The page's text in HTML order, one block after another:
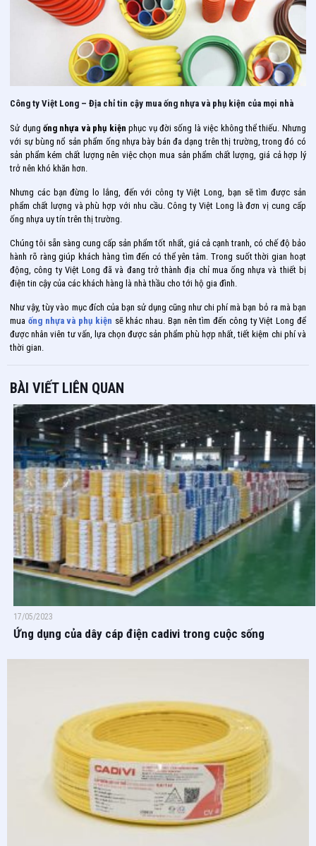
Công ty Việt Long – Địa chỉ tin cậy mua ống nhựa và phụ kiện của mọi nhà
Sử dụngống nhựa và phụ kiện phục vụ đời sống là việc không thể thiếu. Nhưng
với sự bùng nổ sản phẩm ống nhựa bày bán đa dạng trên thị trường, trong đó có
sản phẩm kém chất lượng nên việc chọn mua sản phẩm chất lượng, giá cả hợp lý
trở nên khó khăn hơn.
Nhưng các bạn đừng lo lắng, đến với công ty Việt Long, bạn sẽ tìm được sản
phẩm chất lượng và phù hợp với nhu cầu. Công ty Việt Long là đơn vị cung cấp
ống nhựa uy tín trên thị trường.
Chúng tôi sẵn sàng cung cấp sản phẩm tốt nhất, giá cả cạnh tranh, có chế độ bảo
hành rõ ràng giúp khách hàng tìm đến có thể yên tâm. Trong suốt thời gian hoạt
động, công ty Việt Long đã và đang trở thành địa chỉ mua ống nhựa và thiết bị
điện tin cậy của các khách hàng là nhà thầu cho tới hộ gia đình.
Như vậy, tùy vào mục đích của bạn sử dụng cũng như chi phí mà bạn bỏ ra mà bạn
mua ống nhựa và phụ kiện sẽ khác nhau. Bạn nên tìm đến công ty Việt Long để
được nhân viên tư vấn, lựa chọn được sản phẩm phù hợp nhất, tiết kiệm chi phí và
thời gian.
BÀI VIẾT LIÊN QUAN
17/05/2023
Ứng dụng của dây cáp điện cadivi trong cuộc sống